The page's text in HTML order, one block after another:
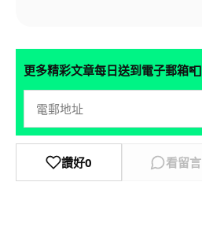
更多精彩文章每日送到電子郵箱📮
讚好0 看留言